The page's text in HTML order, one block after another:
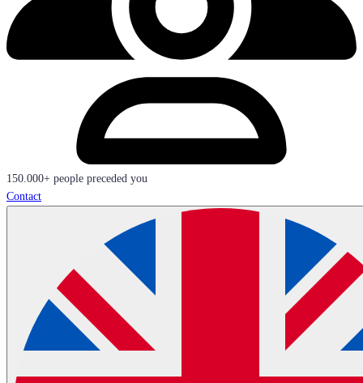
150.000+ people preceded you
Contact